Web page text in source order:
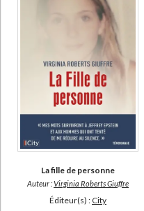
La fille de personne
Auteur :Virginia Roberts Giuffre
Éditeur(s) : City